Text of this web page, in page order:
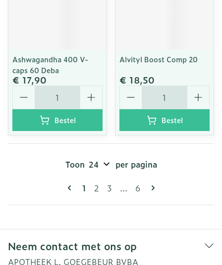
Ashwagandha 400 V-
caps 60 Deba
€ 17,90
Aantal
Bestel
Alvityl Boost Comp 20
€ 18,50
Aantal
Bestel
Pagina's
U lees momenteel pagina
1 Pagina
2 Pagina
3 ... Pagina
6
Toon per pagina
Neem contact met ons op
APOTHEEK L. GOEGEBEUR BVBA